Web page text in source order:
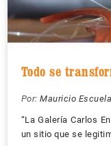
Todo se
Por: Mauricio Escuela
“La Galería Carlos
un sitio que se